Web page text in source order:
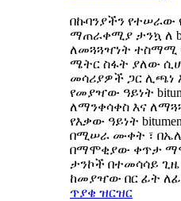
በኩባንያችን የተሠራው
ማጠራቀሚያ ታንኳ ለ
ለመጓጓዣነት ተስማሚ
ሜትር ስፋት ያለው
መሳሪያዎች ጋር ሊጫነ
የመያዣው ዓይነት
ለማንቀሳቀስ እና
የእቃው ዓይነት
በሚሠራ ሙቀት ፣
በማሞቂያው ቀጥታ
ታንኮች በተመሳሳይ
ከመያዣው በር ፊት
ጥያቄ ዝርዝር